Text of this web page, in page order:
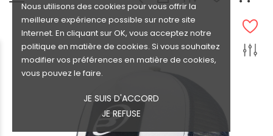
Nous utilisons des cookies pour vous offrir la
meilleure expérience possible sur notre site
Internet. En cliquant sur OK, vous acceptez notre
politique en matière de cookies. Si vous souhaitez
modifier vos préférences en matière de cookies,
vous pouvez le faire.
JE SUIS D'ACCORD
JE REFUSE